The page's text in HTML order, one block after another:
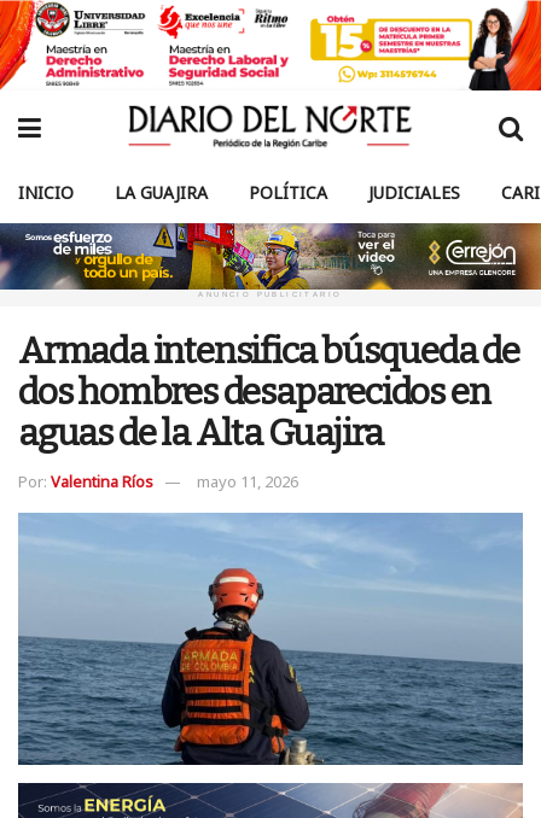
INICIO LA GUAJIRA POLÍTICA JUDICIALES
ANUNCIO PUBLICITARIO
Armada intensifica búsqueda de
dos hombres desaparecidos en
aguas de la Alta Guajira
Por: Valentina Ríos mayo 11, 2026